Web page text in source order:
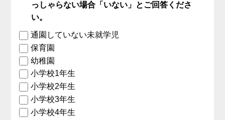
っしゃらない場合「いない」とご回答くださ
い。
通園していない未就学児
保育園
幼稚園
小学校1年生
小学校2年生
小学校3年生
小学校4年生